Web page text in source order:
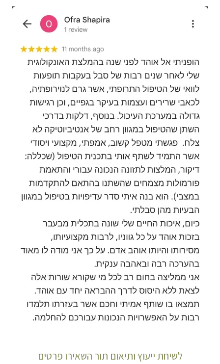
לשיחת ייעוץ ותיאום תור השאירו פרטים